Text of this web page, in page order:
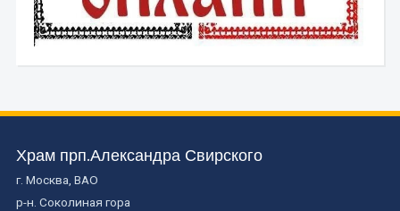
Храм прп.Александра Свирского
г. Москва, ВАО
р-н. Соколиная гора